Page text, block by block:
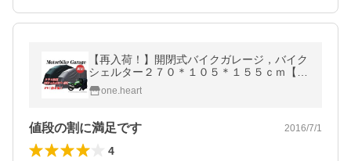
【再入荷！】開閉式バイクガレージ，バイク
シェルター２７０＊１０５＊１５５ｃｍ【２
色選択】【送料無料】【即納】
one.heart
値段の割に満足です 2016/7/1
4